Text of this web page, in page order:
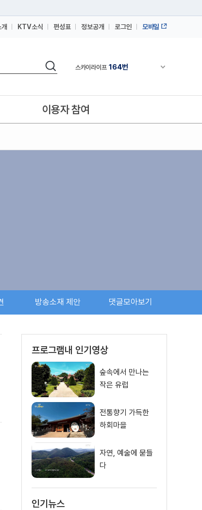
KTV소식 편성표 정보공개 로그인 모바일
검색 채널안내 펼쳐
스카이라이프 164번
스카이라이프 164번
이용자 참여
방송소재 제안 댓글모아보기
프로그램내 인기영상
숲속에서 만나는
작은 유럽
전통향기 가득한
하회마을
자연, 예술에 묻들
다
인기뉴스